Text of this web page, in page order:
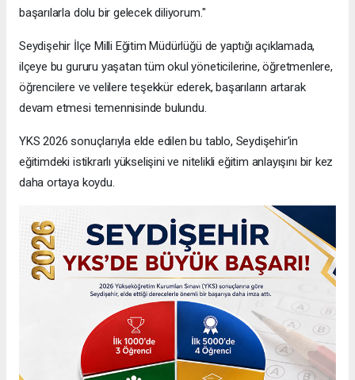
başarılarla dolu bir gelecek diliyorum."
Seydişehir İlçe Milli Eğitim Müdürlüğü de yaptığı açıklamada,
ilçeye bu gururu yaşatan tüm okul yöneticilerine, öğretmenlere,
öğrencilere ve velilere teşekkür ederek, başarıların artarak
devam etmesi temennisinde bulundu.
YKS 2026 sonuçlarıyla elde edilen bu tablo, Seydişehir'in
eğitimdeki istikrarlı yükselişini ve nitelikli eğitim anlayışını bir kez
daha ortaya koydu.